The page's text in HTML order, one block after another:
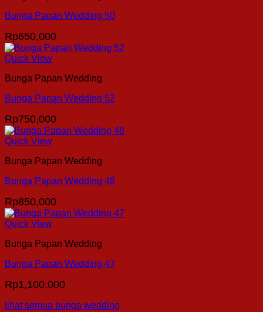
Bunga Papan Wedding 50
Rp650,000
Quick View
Bunga Papan Wedding
Bunga Papan Wedding 52
Rp750,000
Quick View
Bunga Papan Wedding
Bunga Papan Wedding 48
Rp850,000
Quick View
Bunga Papan Wedding
Bunga Papan Wedding 47
Rp1,100,000
lihat semua bunga wedding